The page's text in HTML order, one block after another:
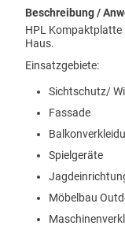
Schall- und
Montageplatten
Rammschutz &
PWM Service
Dekorplatten Infos
Über uns
Beschreibung /
HPL Kompaktplatte
Haus.
Einsatzgebiete:
Sichtschutz/
Fassade
Spielgeräte
Möbelbau